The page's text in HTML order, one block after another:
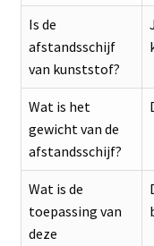
Is de
afstandsschijf
van kunststof?
Wat is het
gewicht van de
afstandsschijf?
Wat is de
toepassing van
deze